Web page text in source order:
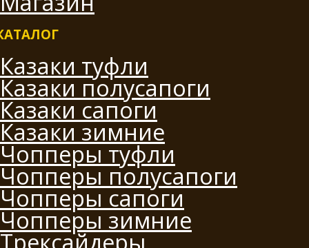
Казаки туфли
Казаки полусапоги
Казаки сапоги
Казаки зимние
Чопперы туфли
Чопперы полусапоги
Чопперы сапоги
Чопперы зимние